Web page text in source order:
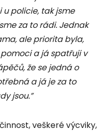
policie, tak jsme
za to rádi. Jednak
ale priorita byla,
a já spatřuji v
že se jedná o
a já je za to
jsou.”
veškeré výcviky,